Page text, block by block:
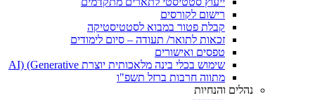
רישום לקורסים
קבלת פטור במבוא לסטטיסטיקה
זכאות לתואר/ תעודה – סיום לימודים
טפסים ואישורים
שימוש בכלי בינה מלאכותית יוצרת AI) (Generative
מתווה חרבות ברזל תשפ"ו
נהלים והנחיות